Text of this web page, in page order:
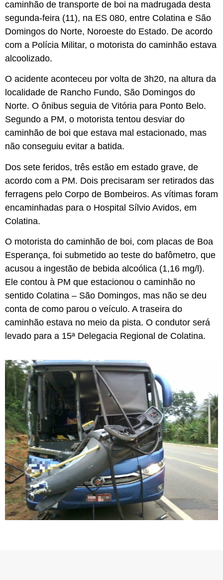
caminhão de transporte de boi na madrugada desta
segunda-feira (11), na ES 080, entre Colatina e São
Domingos do Norte, Noroeste do Estado. De acordo
com a Polícia Militar, o motorista do caminhão estava
alcoolizado.
O acidente aconteceu por volta de 3h20, na altura da
localidade de Rancho Fundo, São Domingos do
Norte. O ônibus seguia de Vitória para Ponto Belo.
Segundo a PM, o motorista tentou desviar do
caminhão de boi que estava mal estacionado, mas
não conseguiu evitar a batida.
Dos sete feridos, três estão em estado grave, de
acordo com a PM. Dois precisaram ser retirados das
ferragens pelo Corpo de Bombeiros. As vítimas foram
encaminhadas para o Hospital Sílvio Avidos, em
Colatina.
O motorista do caminhão de boi, com placas de Boa
Esperança, foi submetido ao teste do bafômetro, que
acusou a ingestão de bebida alcoólica (1,16 mg/l).
Ele contou à PM que estacionou o caminhão no
sentido Colatina – São Domingos, mas não se deu
conta de como parou o veículo. A traseira do
caminhão estava no meio da pista. O condutor será
levado para a 15ª Delegacia Regional de Colatina.